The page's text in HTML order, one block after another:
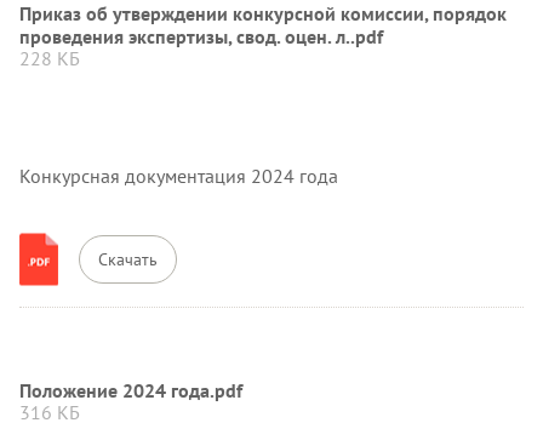
Приказ об утверждении конкурсной комиссии, порядок
проведения экспертизы, свод. оцен. л..pdf
228 КБ
Конкурсная документация 2024 года
Скачать
Положение 2024 года.pdf
316 КБ